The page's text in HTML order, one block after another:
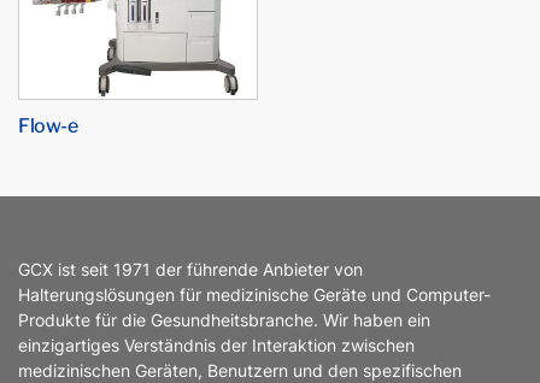
Flow-e
GCX ist seit 1971 der führende Anbieter von
Halterungslösungen für medizinische Geräte und Computer-
Produkte für die Gesundheitsbranche. Wir haben ein
einzigartiges Verständnis der Interaktion zwischen
medizinischen Geräten, Benutzern und den spezifischen